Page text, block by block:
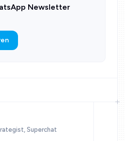
Newsletter
Superchat